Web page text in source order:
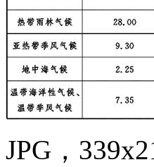
JPG，